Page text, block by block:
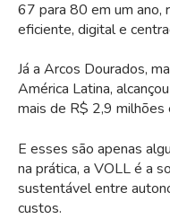
67 para 80 em um ano,
eficiente, digital e
Já a Arcos Dourados,
América Latina,
mais de R$ 2,9 milhões
E esses são apenas
na prática, a VOLL é a
sustentável entre
custos.